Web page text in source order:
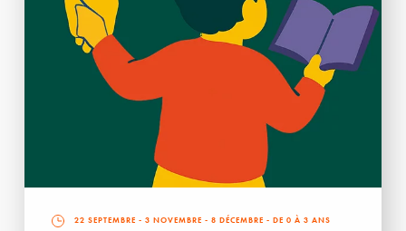
22 SEPTEMBRE - 3 NOVEMBRE - 8 DÉCEMBRE - DE 0 À 3 ANS